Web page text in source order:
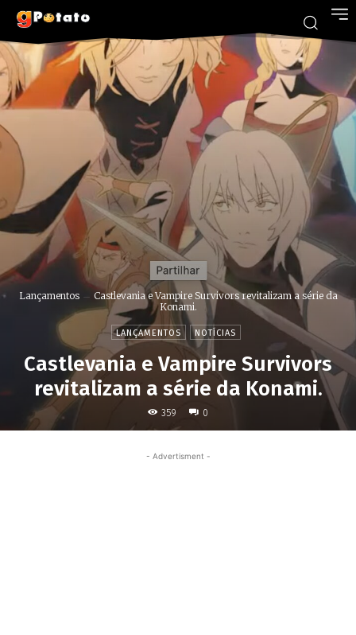
Lançamentos
Castlevania e Vampire Survivors revitalizam a série da
Konami.
LANÇAMENTOS NOTÍCIAS
Castlevania e Vampire Survivors
revitalizam a série da Konami.
359 0
- Advertisment -